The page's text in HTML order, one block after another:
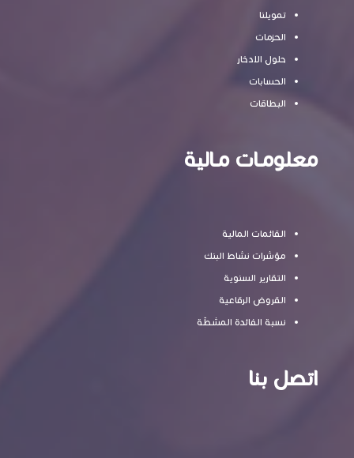
تمويلنا
الحزمات
حلول الادخار
الحسابات
البطاقات
معلومـات مـالية
القائمات المالية
مؤشرات نشاط البنك
التقارير السنوية
القروض الرقاعية
نسبة الفائدة المشطّة
اتصل بنا